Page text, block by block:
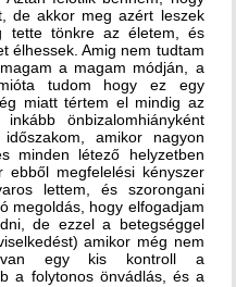
de akkor meg azért leszek
tette tönkre az életem, és
élhessek. Amig nem tudtam
a magam módján, a
tudom hogy ez egy
miatt tértem el mindig az
önbizalomhiányként
amikor nagyon
minden létező helyzetben
ebből megfelelési kényszer
lettem, és szorongani
megoldás, hogy elfogadjam
de ezzel a betegséggel
amikor még nem
van egy kis kontroll a
a folytonos önvádlás, és a